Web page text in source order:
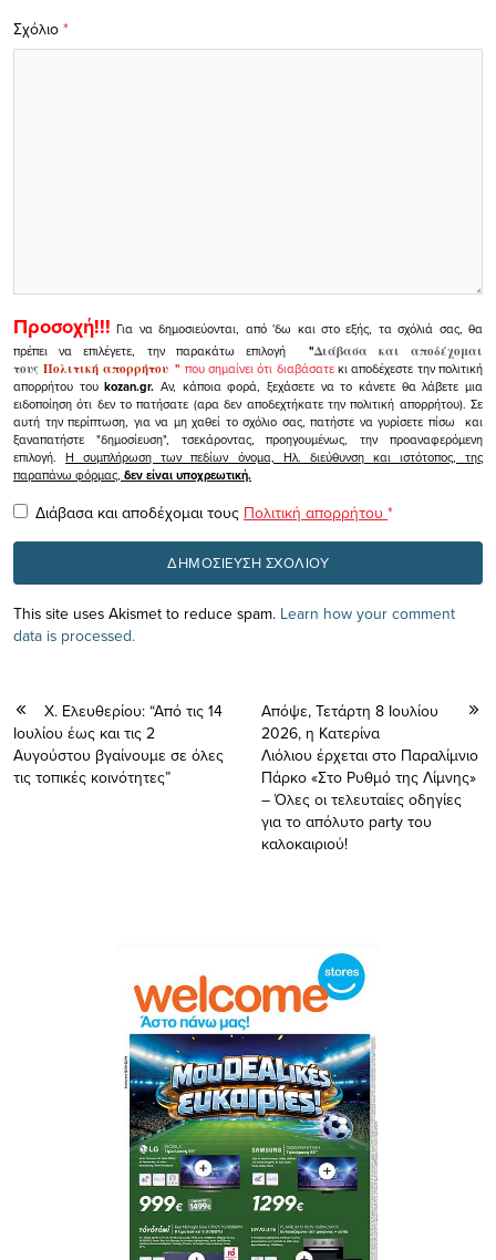
Σχόλιο *
Προσοχή!!! Για να δημοσιεύονται, από 'δω και στο εξής, τα σχόλιά σας, θα
πρέπει να επιλέγετε, την παρακάτω επιλογή
"Διάβασα και αποδέχομαι
τουςΠολιτική απορρήτου" που σημαίνει ότι διαβάσατεκι αποδέχεστε την πολιτική
απορρήτου τουkozan.gr. Αν, κάποια φορά, ξεχάσετε να το κάνετε θα λάβετε μια
ειδοποίηση ότι δεν το πατήσατε (αρα δεν αποδεχτήκατε την πολιτική απορρήτου). Σε
αυτή την περίπτωση, για να μη χαθεί το σχόλιο σας, πατήστε να γυρίσετε πίσω και
ξαναπατήστε "δημοσίευση", τσεκάροντας, προηγουμένως, την προαναφερόμενη
επιλογή.Η συμπλήρωση των πεδίων όνομα, Ηλ. διεύθυνση και ιστότοπος, της
παραπάνω φόρμας, δεν είναι υποχρεωτική.
Διάβασα και αποδέχομαι τους Πολιτική απορρήτου *
This site uses Akismet to reduce spam. Learn how your comment
data is processed.
Χ. Ελευθερίου: “Από τις 14
Ιουλίου έως και τις 2
Αυγούστου βγαίνουμε σε όλες
τις τοπικές κοινότητες”
Απόψε, Τετάρτη 8 Ιουλίου
2026, η Κατερίνα
Λιόλιου έρχεται στο Παραλίμνιο
Πάρκο «Στο Ρυθμό της Λίμνης»
– Όλες οι τελευταίες οδηγίες
για το απόλυτο party του
καλοκαιριού!